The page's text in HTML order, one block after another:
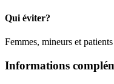
Qui éviter?
Femmes, mineurs et
Informations